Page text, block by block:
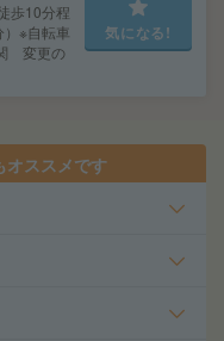
歩10分程
※自転車
変更の
気になる!
オススメです